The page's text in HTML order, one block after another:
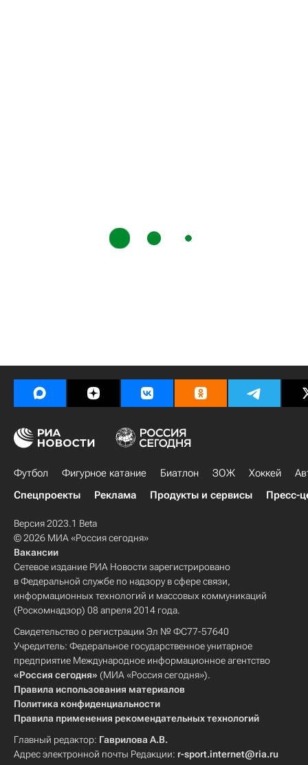
Футбол Фигурное катание Биатлон ЗОЖ Хоккей
Спецпроекты
Реклама Продукты и сервисы Пресс-
Версия 2023.1 Beta
© 2026 МИА «Россия сегодня»
Вакансии
Сетевое издание РИА Новости зарегистрировано
в Федеральной службе по надзору в сфере связи,
информационных технологий и массовых коммуникаций
(Роскомнадзор) 08 апреля 2014 года.
Свидетельство о регистрации Эл № ФС77-57640
Учредитель: Федеральное государственное унитарное
предприятие Международное информационное агентство
«Россия сегодня» (МИА «Россия сегодня»).
Правила использования материалов
Политика конфиденциальности
Правила применения рекомендательных технологий
Главный редактор: Гаврилова А.В.
Адрес электронной почты Редакции: r-sport.internet@ria.ru